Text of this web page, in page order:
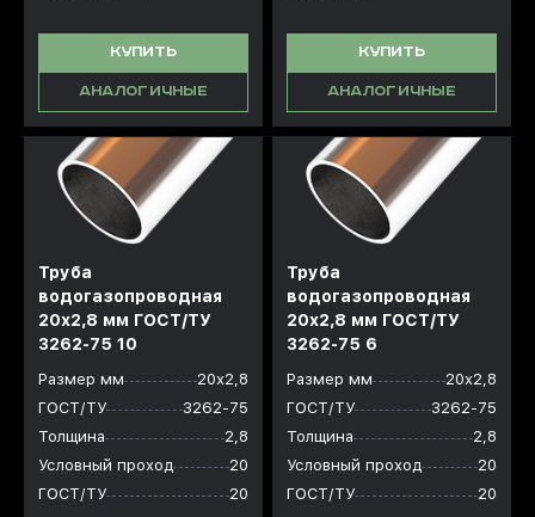
КУПИТЬ
АНАЛОГИЧНЫЕ
КУПИТЬ
АНАЛОГИЧНЫЕ
Труба
водогазопроводная
20x2,8 мм ГОСТ/ТУ
3262-75 10
Размер мм
20х2,8
ГОСТ/ТУ
3262-75
Толщина
2,8
Условный проход
20
ГОСТ/ТУ
20
Труба
водогазопроводная
20x2,8 мм ГОСТ/ТУ
3262-75 6
Размер мм
20х2,8
ГОСТ/ТУ
3262-75
Толщина
2,8
Условный проход
20
ГОСТ/ТУ
20